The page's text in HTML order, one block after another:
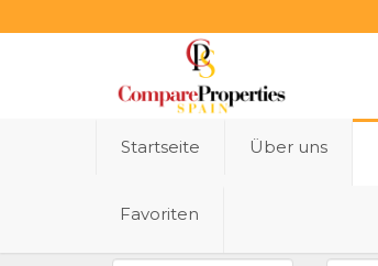
Startseite Über uns
Favoriten
Bundesland